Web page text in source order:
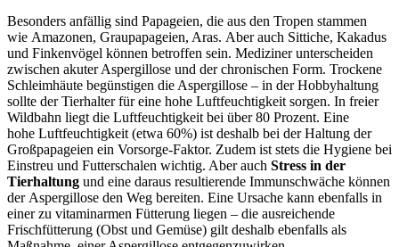
Besonders anfällig sind Papageien, die aus den Tropen stammen
wie Amazonen, Graupapageien, Aras. Aber auch Sittiche, Kakadus
und Finkenvögel können betroffen sein. Mediziner unterscheiden
zwischen akuter Aspergillose und der chronischen Form. Trockene
Schleimhäute begünstigen die Aspergillose – in der Hobbyhaltung
sollte der Tierhalter für eine hohe Luftfeuchtigkeit sorgen. In freier
Wildbahn liegt die Luftfeuchtigkeit bei über 80 Prozent. Eine
hohe Luftfeuchtigkeit (etwa 60%) ist deshalb bei der Haltung der
Großpapageien ein Vorsorge-Faktor. Zudem ist stets die Hygiene bei
Einstreu und Futterschalen wichtig. Aber auch Stress in der
Tierhaltung und eine daraus resultierende Immunschwäche können
der Aspergillose den Weg bereiten. Eine Ursache kann ebenfalls in
einer zu vitaminarmen Fütterung liegen – die ausreichende
Frischfütterung (Obst und Gemüse) gilt deshalb ebenfalls als